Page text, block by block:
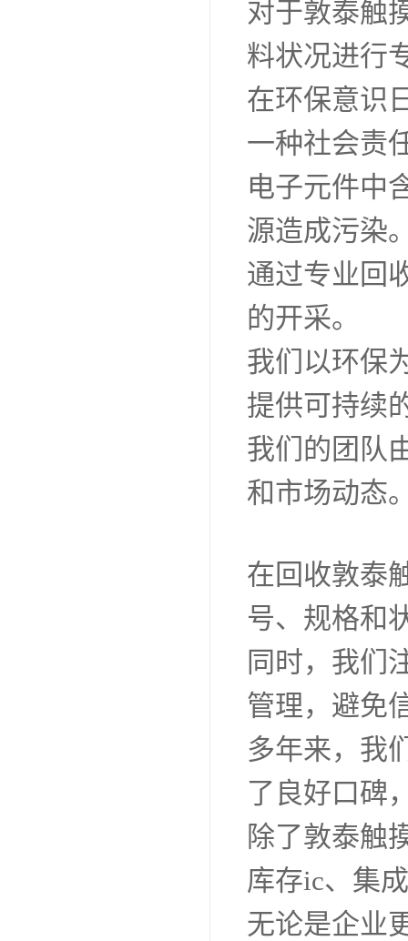
对于敦泰触
料状况进行
在环保意识
一种社会责
电子元件中
源造成污染
通过专业回
的开采。
我们以环保
提供可持续
我们的团队
和市场动态
在回收敦泰
号、规格和
同时，我们
管理，避免
多年来，我
了良好口碑
除了敦泰触
库存ic、集
无论是企业